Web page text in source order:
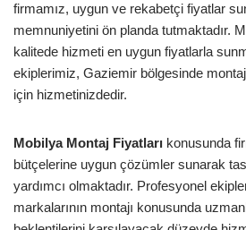
firmamız, uygun ve rekabetçi fiyatlar
memnuniyetini ön planda tutmaktadır.
kalitede hizmeti en uygun fiyatlarla
ekiplerimiz, Gaziemir bölgesinde montaj
için hizmetinizdedir.
Mobilya Montaj Fiyatları konusunda
bütçelerine uygun çözümler sunarak
yardımcı olmaktadır. Profesyonel
markalarının montajı konusunda